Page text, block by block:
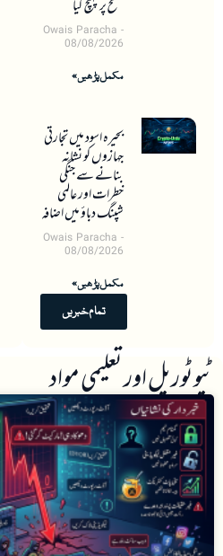
سطح پر پہنچ گیا
Owais Paracha
08/08/2026
مکمل پڑھیں »
بحیرہ اسود میں تجارتی
جہازوں کو نشانہ
بنانے سے جنگی
خطرات اور عالمی
شپنگ دباؤ میں اضافہ
Owais Paracha
08/08/2026
مکمل پڑھیں »
تمام خبریں
ٹیوٹوریل اور تعلیمی مواد